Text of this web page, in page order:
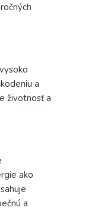
a
životnosť a
ako
a